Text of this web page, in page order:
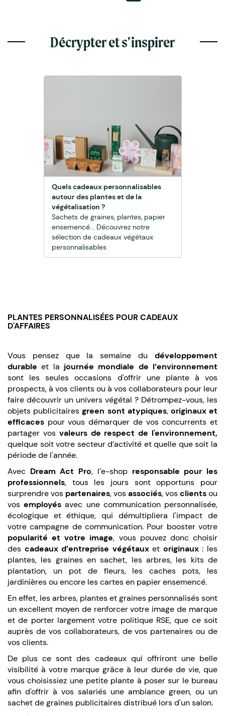
Décrypter et s'inspirer
Quels cadeaux personnalisables
autour des plantes et de la
végétalisation ?
Sachets de graines, plantes, papier
ensemencé... Découvrez notre
sélection de cadeaux végétaux
personnalisables
PLANTES PERSONNALISÉES POUR CADEAUX
D'AFFAIRES
Vous pensez que la semaine du développement
durable et la journée mondiale de l’environnement
sont les seules occasions d'offrir une plante à vos
prospects, à vos clients ou à vos collaborateurs pour leur
faire découvrir un univers végétal ? Détrompez-vous, les
objets publicitairesgreen sont atypiques, originaux et
efficaces pour vous démarquer de vos concurrents et
partager vos valeurs de respect de l'environnement,
quelque soit votre secteur d’activité et quelle que soit la
période de l'année.
Avec Dream Act Pro, l’e-shop responsable pour les
professionnels, tous les jours sont opportuns pour
surprendre vos partenaires, vosassociés, vosclientsou
vosemployés avec une communication personnalisée,
écologique et éthique, qui démultipliera l'impact de
votre campagne de communication. Pour booster votre
popularité et votre image, vous pouvez donc choisir
des cadeaux d’entreprise végétauxet originaux: les
plantes, les graines en sachet, les arbres, les kits de
plantation, un pot de fleurs, les caches pots, les
jardinières ou encore les cartes en papier ensemencé.
En effet, les arbres, plantes et graines personnalisés sont
un excellent moyen de renforcer votre image de marque
et de porter largement votre politique RSE, que ce soit
auprès de vos collaborateurs, de vos partenaires ou de
vos clients.
De plus ce sont des cadeaux qui offriront une belle
visibilité à votre marque grâce à leur durée de vie, que
vous choisissiez une petite plante à poser sur le bureau
afin d'offrir à vos salariés une ambiance green, ou un
sachet de graines publicitaires distribué lors d'un salon.